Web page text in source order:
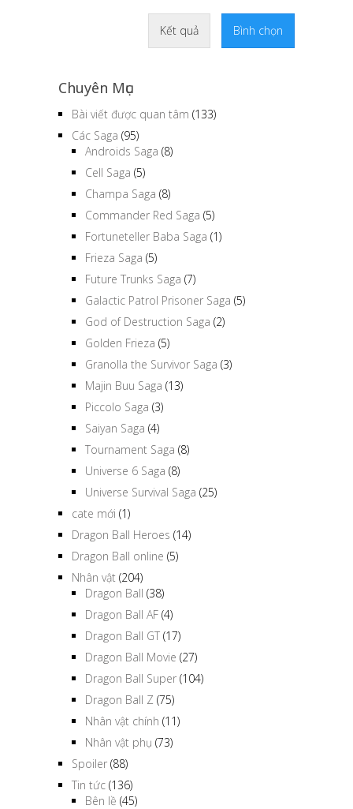
Kết quả Bình chọn
Chuyên Mục
Bài viết được quan tâm (133)
Các Saga (95)
Androids Saga (8)
Cell Saga (5)
Champa Saga (8)
Commander Red Saga (5)
Fortuneteller Baba Saga (1)
Frieza Saga (5)
Future Trunks Saga (7)
Galactic Patrol Prisoner Saga (5)
God of Destruction Saga (2)
Golden Frieza (5)
Granolla the Survivor Saga (3)
Majin Buu Saga (13)
Piccolo Saga (3)
Saiyan Saga (4)
Tournament Saga (8)
Universe 6 Saga (8)
Universe Survival Saga (25)
cate mới (1)
Dragon Ball Heroes (14)
Dragon Ball online (5)
Nhân vật (204)
Dragon Ball (38)
Dragon Ball AF (4)
Dragon Ball GT (17)
Dragon Ball Movie (27)
Dragon Ball Super (104)
Dragon Ball Z (75)
Nhân vật chính (11)
Nhân vật phụ (73)
Spoiler (88)
Tin tức (136)
Bên lề (45)